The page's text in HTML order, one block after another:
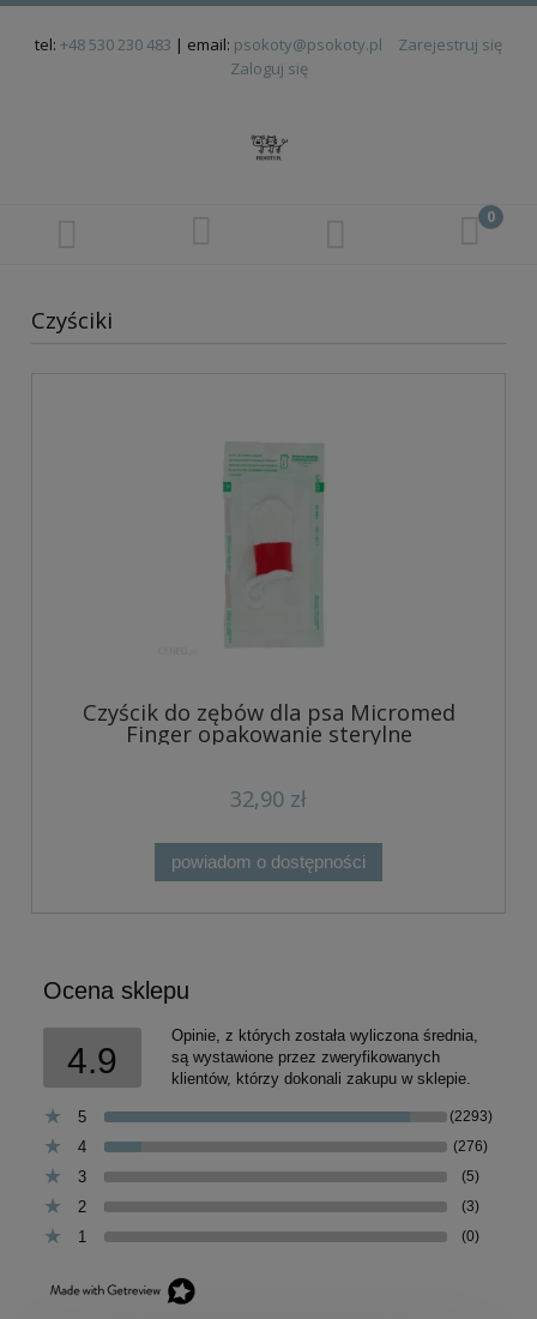
tel: +48 530 230 483 | email: psokoty@psokoty.pl
Zarejestruj się
Zaloguj się
Czyściki
Czyścik do zębów dla psa Micromed
Finger opakowanie sterylne
32,90 zł
powiadom o dostępności
Ocena sklepu
4.9
Opinie, z których została wyliczona średnia,
są wystawione przez zweryfikowanych
klientów, którzy dokonali zakupu w sklepie.
5 (2293)
4 (276)
3 (5)
2 (3)
1 (0)